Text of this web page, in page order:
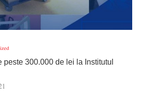
peste 300.000 de lei la Institutul